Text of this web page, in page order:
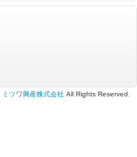
ミツワ興産株式会社 All Rights Reserved.